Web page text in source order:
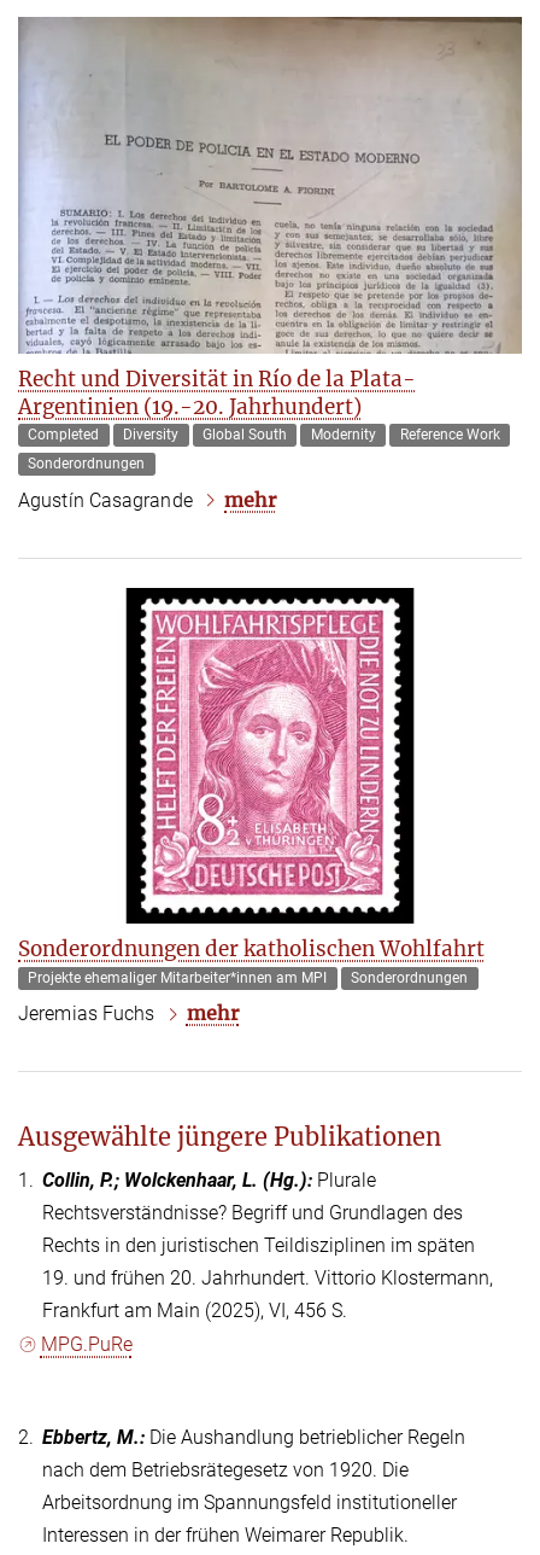
Recht und Diversität in Río de la Plata-
Argentinien (19.-20. Jahrhundert)
Completed Diversity Global South Modernity
Reference Work
Sonderordnungen
Agustín Casagrande mehr
Sonderordnungen der katholischen Wohlfahrt
Projekte ehemaliger Mitarbeiter*innen am MPI Sonderordnungen
Jeremias Fuchs mehr
Ausgewählte jüngere Publikationen
1. Collin, P.; Wolckenhaar, L. (Hg.): Plurale
Rechtsverständnisse? Begriff und Grundlagen des
Rechts in den juristischen Teildisziplinen im späten
19. und frühen 20. Jahrhundert. Vittorio Klostermann,
Frankfurt am Main (2025), VI, 456 S.
MPG.PuRe
2. Ebbertz, M.: Die Aushandlung betrieblicher Regeln
nach dem Betriebsrätegesetz von 1920. Die
Arbeitsordnung im Spannungsfeld institutioneller
Interessen in der frühen Weimarer Republik.